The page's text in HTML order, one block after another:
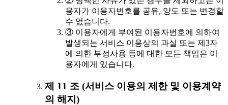
용자가 이용자번호를 공유, 양도 또는 변경할
수 없습니다.
③ 이용자에게 부여된 이용자번호에 의하여
발생되는 서비스 이용상의 과실 또는 제3자
에 의한 부정사용 등에 대한 모든 책임은 이
용자에게 있습니다.
제 11 조 (서비스 이용의 제한 및 이용계약
의 해지)